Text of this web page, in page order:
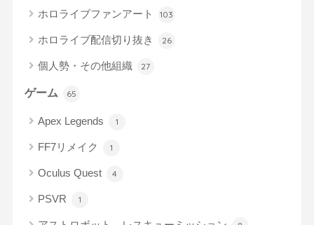
ホロライブファンアート 103
ホロライブ配信切り抜き 26
個人勢・その他組織 27
ゲーム 65
Apex Legends 1
FF7リメイク 1
Oculus Quest 4
PSVR 1